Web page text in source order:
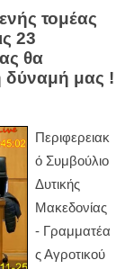
τομέας
23
θα
δύναμή μας !
Περιφερειακ
ό Συμβούλιο
Δυτικής
Μακεδονίας
- Γραμματέα
ς Αγροτικού